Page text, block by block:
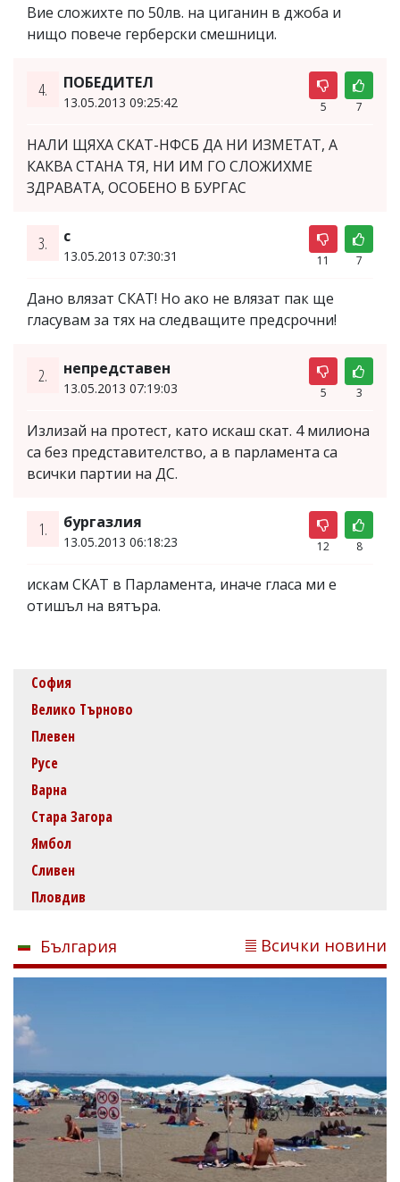
Вие сложихте по 50лв. на циганин в джоба и
нищо повече герберски смешници.
4. ПОБЕДИТЕЛ
13.05.2013 09:25:42 5 7
НАЛИ ЩЯХА СКАТ-НФСБ ДА НИ ИЗМЕТАТ, А
КАКВА СТАНА ТЯ, НИ ИМ ГО СЛОЖИХМЕ
ЗДРАВАТА, ОСОБЕНО В БУРГАС
3. с
13.05.2013 07:30:31 11 7
Дано влязат СКАТ! Но ако не влязат пак ще
гласувам за тях на следващите предсрочни!
2. непредставен
13.05.2013 07:19:03 5 3
Излизай на протест, като искаш скат. 4 милиона
са без представителство, а в парламента са
всички партии на ДС.
1. бургазлия
13.05.2013 06:18:23 12 8
искам СКАТ в Парламента, иначе гласа ми е
отишъл на вятъра.
София
Велико Търново
Плевен
Русе
Варна
Стара Загора
Ямбол
Сливен
Пловдив
България Всички новини